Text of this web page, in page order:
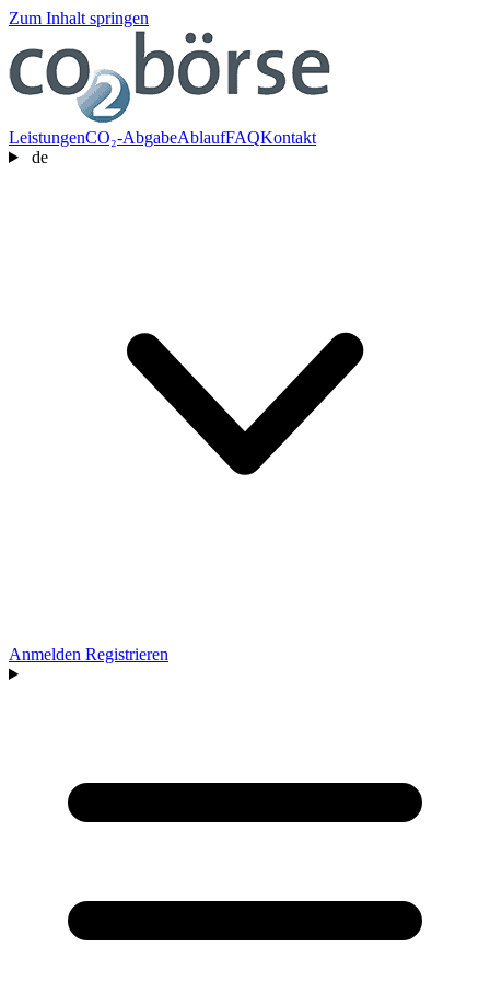
Zum Inhalt springen
LeistungenCO₂-AbgabeAblaufFAQKontakt
de
Anmelden Registrieren